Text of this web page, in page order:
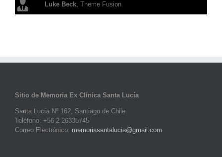
Luke Beck, Theme Fusion
Sitio de Memoria Ex Clínica Santa Lucía
Santa Lucía Nº 162, Santiago de Chile
Teléfono: +56 2 26335745
Correo Electrónico: memoriasantalucia@gmail.com